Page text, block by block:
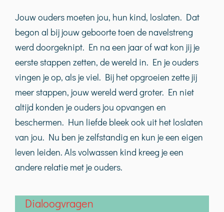
Jouw ouders moeten jou, hun kind, loslaten. Dat
begon al bij jouw geboorte toen de navelstreng
werd doorgeknipt. En na een jaar of wat kon jij je
eerste stappen zetten, de wereld in. En je ouders
vingen je op, als je viel. Bij het opgroeien zette jij
meer stappen, jouw wereld werd groter. En niet
altijd konden je ouders jou opvangen en
beschermen. Hun liefde bleek ook uit het loslaten
van jou. Nu ben je zelfstandig en kun je een eigen
leven leiden. Als volwassen kind kreeg je een
andere relatie met je ouders.
Dialoogvragen